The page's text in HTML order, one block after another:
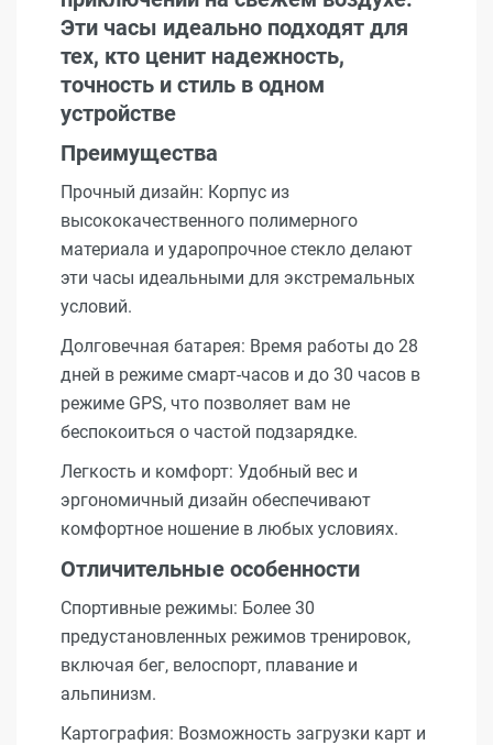
Эти часы идеально подходят для
тех, кто ценит надежность,
точность и стиль в одном
устройстве
Преимущества
Прочный дизайн: Корпус из
высококачественного полимерного
материала и ударопрочное стекло делают
эти часы идеальными для экстремальных
условий.
Долговечная батарея: Время работы до 28
дней в режиме смарт-часов и до 30 часов в
режиме GPS, что позволяет вам не
беспокоиться о частой подзарядке.
Легкость и комфорт: Удобный вес и
эргономичный дизайн обеспечивают
комфортное ношение в любых условиях.
Отличительные особенности
Спортивные режимы: Более 30
предустановленных режимов тренировок,
включая бег, велоспорт, плавание и
альпинизм.
Картография: Возможность загрузки карт и